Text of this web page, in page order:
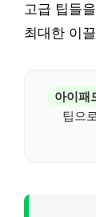
고급 팁들
최대한 이
아이패
팁으